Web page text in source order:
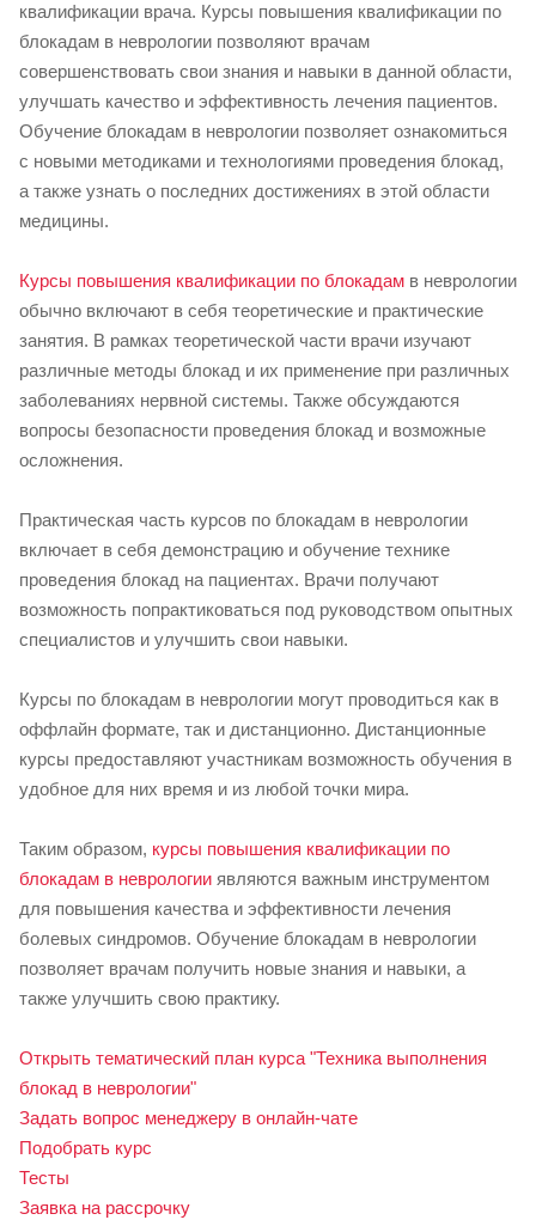
квалификации врача. Курсы повышения квалификации по
блокадам в неврологии позволяют врачам
совершенствовать свои знания и навыки в данной области,
улучшать качество и эффективность лечения пациентов.
Обучение блокадам в неврологии позволяет ознакомиться
с новыми методиками и технологиями проведения блокад,
а также узнать о последних достижениях в этой области
медицины.
Курсы повышения квалификации по блокадам в неврологии
обычно включают в себя теоретические и практические
занятия. В рамках теоретической части врачи изучают
различные методы блокад и их применение при различных
заболеваниях нервной системы. Также обсуждаются
вопросы безопасности проведения блокад и возможные
осложнения.
Практическая часть курсов по блокадам в неврологии
включает в себя демонстрацию и обучение технике
проведения блокад на пациентах. Врачи получают
возможность попрактиковаться под руководством опытных
специалистов и улучшить свои навыки.
Курсы по блокадам в неврологии могут проводиться как в
оффлайн формате, так и дистанционно. Дистанционные
курсы предоставляют участникам возможность обучения в
удобное для них время и из любой точки мира.
Таким образом, курсы повышения квалификации по
блокадам в неврологии являются важным инструментом
для повышения качества и эффективности лечения
болевых синдромов. Обучение блокадам в неврологии
позволяет врачам получить новые знания и навыки, а
также улучшить свою практику.
Открыть тематический план курса "Техника выполнения
блокад в неврологии"
Задать вопрос менеджеру в онлайн-чате
Подобрать курс
Тесты
Заявка на рассрочку